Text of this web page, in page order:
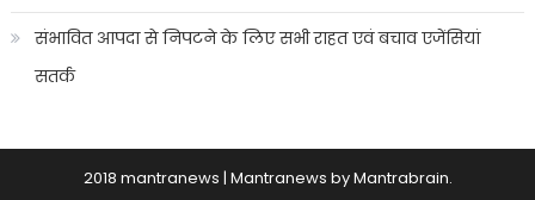
संभावित आपदा से निपटने के लिए सभी राहत एवं बचाव एजेंसियां
सतर्क
2018 mantranews | Mantranews byMantrabrain.